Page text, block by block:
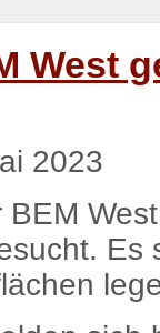
West
2023
Es